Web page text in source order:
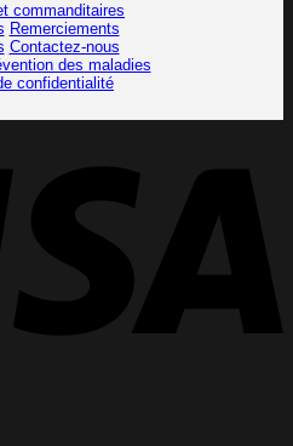
commanditaires
Remerciements
Contactez-nous
des maladies
confidentialité